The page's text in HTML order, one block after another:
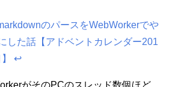
のパースをWebWorkerでや
した話【アドベントカレンダー201
↩︎
がそのPCのスレッド数個ほど